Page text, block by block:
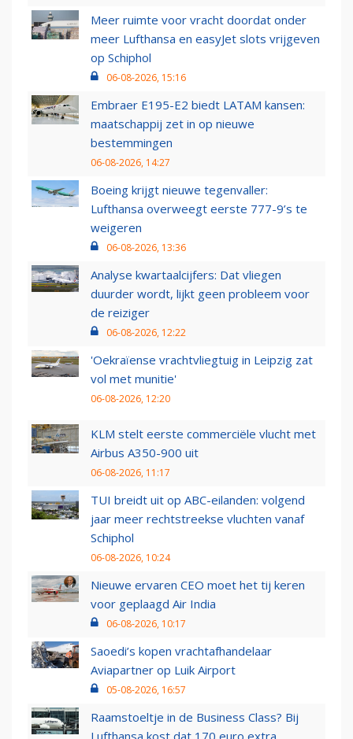
Meer ruimte voor vracht doordat onder
meer Lufthansa en easyJet slots vrijgeven
op Schiphol
06-08-2026, 15:16
Embraer E195-E2 biedt LATAM kansen:
maatschappij zet in op nieuwe
bestemmingen
06-08-2026, 14:27
Boeing krijgt nieuwe tegenvaller:
Lufthansa overweegt eerste 777-9’s te
weigeren
06-08-2026, 13:36
Analyse kwartaalcijfers: Dat vliegen
duurder wordt, lijkt geen probleem voor
de reiziger
06-08-2026, 12:22
'Oekraïense vrachtvliegtuig in Leipzig zat
vol met munitie'
06-08-2026, 12:20
KLM stelt eerste commerciële vlucht met
Airbus A350-900 uit
06-08-2026, 11:17
TUI breidt uit op ABC-eilanden: volgend
jaar meer rechtstreekse vluchten vanaf
Schiphol
06-08-2026, 10:24
Nieuwe ervaren CEO moet het tij keren
voor geplaagd Air India
06-08-2026, 10:17
Saoedi’s kopen vrachtafhandelaar
Aviapartner op Luik Airport
05-08-2026, 16:57
Raamstoeltje in de Business Class? Bij
Lufthansa kost dat 170 euro extra